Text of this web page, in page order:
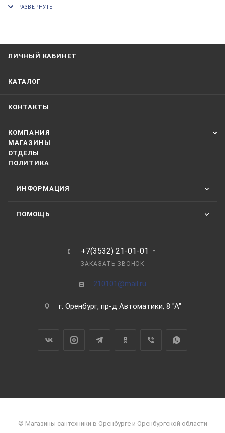
ЛИЧНЫЙ КАБИНЕТ
КАТАЛОГ
КОНТАКТЫ
КОМПАНИЯ
МАГАЗИНЫ
ОТДЕЛЫ
ПОЛИТИКА
ИНФОРМАЦИЯ
ПОМОЩЬ
+7(3532) 21-01-01
ЗАКАЗАТЬ ЗВОНОК
210101@mail.ru
г. Оренбург, пр-д Автоматики, 8 "А"
© Магазины сантехники в Оренбурге и Оренбургской области